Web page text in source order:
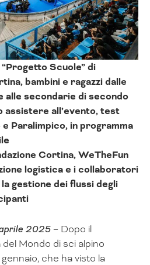
Scuole” di
bambini e ragazzi dalle
alle secondarie di secondo
assistere all’evento, test
Paralimpico, in programma
Cortina, WeTheFun
logistica e i collaboratori
gestione dei flussi degli
aprile 2025 – Dopo il
Mondo di sci alpino
che ha visto la